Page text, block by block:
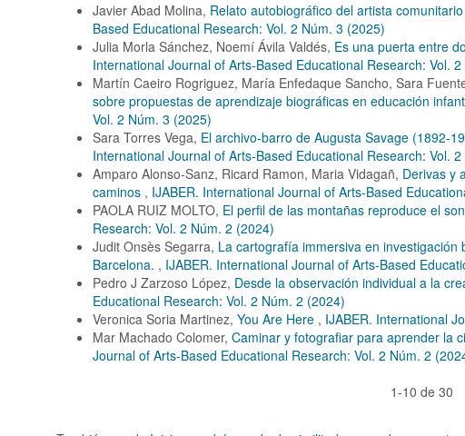
Javier Abad Molina, Relato autobiográfico del artista
Based Educational Research: Vol. 2 Núm. 3 (2025)
Julia Morla Sánchez, Noemí Ávila Valdés, Es una puerta entre
International Journal of Arts-Based Educational Research: Vol.
Martín Caeiro Rogriguez, María Enfedaque Sancho, Sara
sobre propuestas de aprendizaje biográficas en educación
Vol. 2 Núm. 3 (2025)
Sara Torres Vega, El archivo-barro de Augusta Savage (1892-
International Journal of Arts-Based Educational Research: Vol.
Amparo Alonso-Sanz, Ricard Ramon, Maria Vidagañ, Derivas y
caminos , IJABER. International Journal of Arts-Based
PAOLA RUIZ MOLTO, El perfil de las montañas reproduce el
Research: Vol. 2 Núm. 2 (2024)
Judit Onsès Segarra, La cartografía immersiva en
Barcelona. , IJABER. International Journal of Arts-Based
Pedro J Zarzoso López, Desde la observación individual a la
Educational Research: Vol. 2 Núm. 2 (2024)
Veronica Soria Martinez, You Are Here , IJABER. International
Mar Machado Colomer, Caminar y fotografiar para aprender la
Journal of Arts-Based Educational Research: Vol. 2 Núm. 2
1-10 de 30